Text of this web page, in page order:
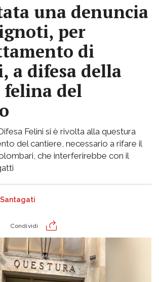
una denuncia
per
di
a difesa della
del
Felini si è rivolta alla questura
del cantiere, necessario a rifare il
che interferirebbe con il
Condividi